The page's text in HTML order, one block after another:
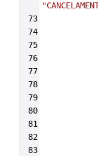
73
74
75
76
77
78
79
80
81
82
83